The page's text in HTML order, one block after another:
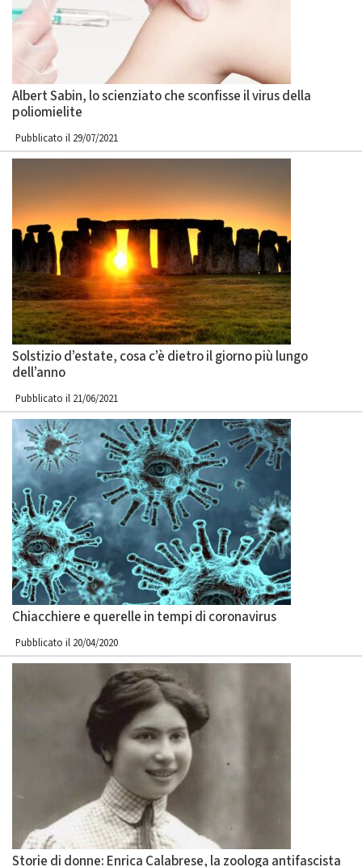
Albert Sabin, lo scienziato che sconfisse il virus della
poliomielite
Pubblicato il 29/07/2021
Solstizio d’estate, cosa c’è dietro il giorno più lungo
dell’anno
Pubblicato il 21/06/2021
Chiacchiere e querelle in tempi di coronavirus
Pubblicato il 20/04/2020
Storie di donne: Enrica Calabrese, la zoologa antifascista